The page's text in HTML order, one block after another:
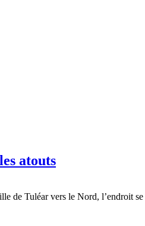
atouts
de Tuléar vers le Nord, l’endroit